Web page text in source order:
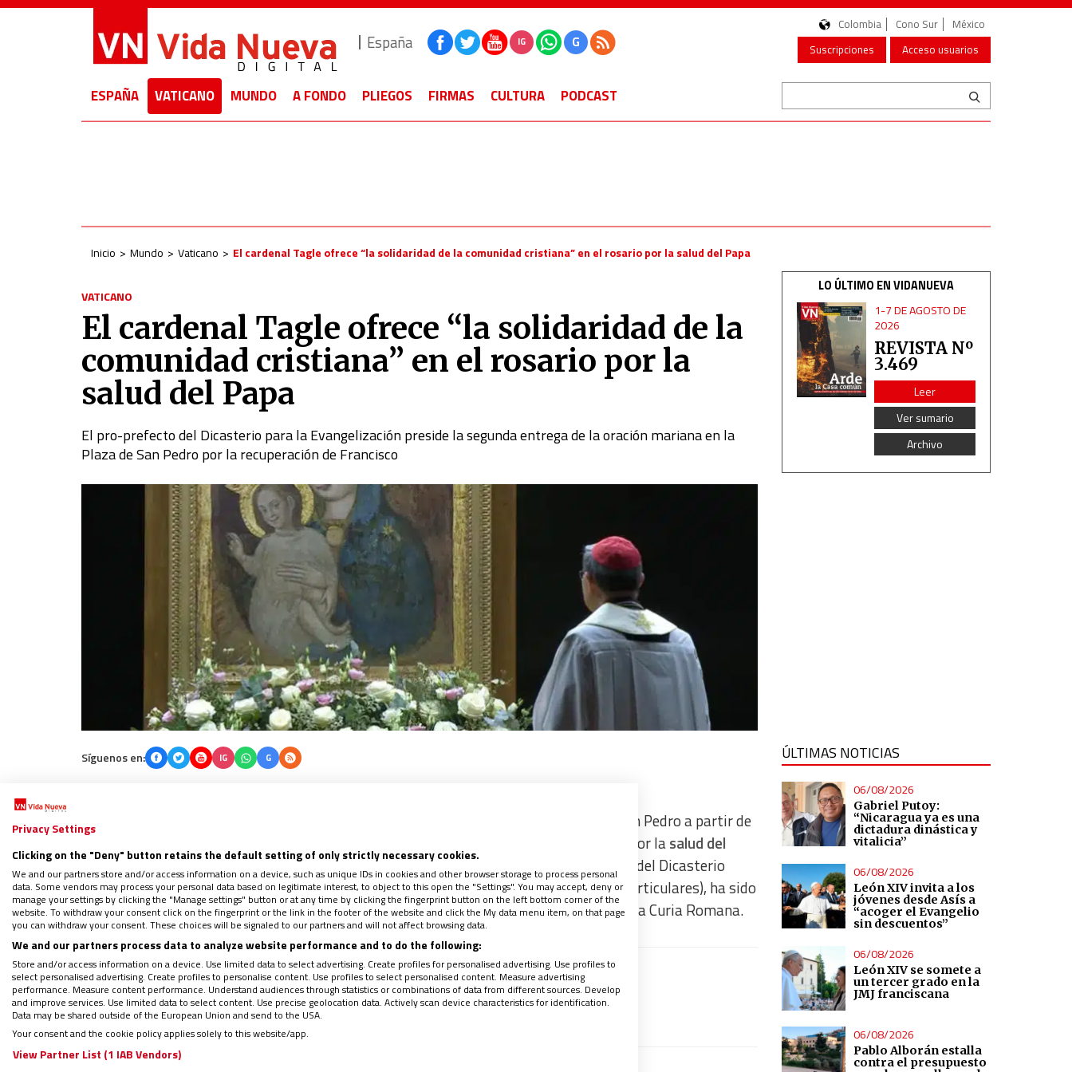
España IG G
Colombia Cono Sur
México
Suscripciones
Acceso usuarios
ESPAÑA VATICANO MUNDO A FONDO PLIEGOS FIRMAS CULTURA PODCAST
Inicio Mundo Vaticano El cardenal Tagle ofrece “la solidaridad de la comunidad cristiana” en el rosario por la salud del Papa
VATICANO
El cardenal Tagle ofrece “la solidaridad de la
comunidad cristiana” en el rosario por la
salud del Papa
El pro-prefecto del Dicasterio para la Evangelización preside la segunda entrega de la oración mariana en la
Plaza de San Pedro por la recuperación de Francisco
Síguenos en: IG G
Este martes, 25 de febrero, ha sido el segundo día de rezo del rosario en la Plaza de San Pedro a partir de
las nueve de la noche. Una iniciativa del Vicariato de la Ciudad del vaticano para pedir por lasalud del
papa Franciscodurante su internamiento. Elcardenal Luis Antonio Tagle
, pro-prefecto del Dicasterio
para la Evangelización (Sección para la Primera Evangelización y las nuevas Iglesias Particulares), ha sido
el encargado de presidir la oración ante los fieles y diversos cardenales y miembros de la Curia Romana.
WHATSAPP: Sigue nuestro canal para recibir gratis la mejor información
Regístrate en el boletín gratuito y recibe un avance de los contenidos
LO ÚLTIMO EN VIDANUEVA
1-7 DE AGOSTO DE
2026
REVISTA Nº
3.469
Leer
Ver sumario
Archivo
ÚLTIMAS NOTICIAS
06/08/2026
Gabriel Putoy:
“Nicaragua ya es una
dictadura dinástica y
vitalicia”
06/08/2026
León XIV invita a los
jóvenes desde Asís a
“acoger el Evangelio
sin descuentos”
06/08/2026
León XIV se somete a
un tercer grado en la
JMJ franciscana
06/08/2026
Pablo Alborán estalla
contra el presupuesto
Privacy Settings
Clicking on the "Deny" button retains the default setting of only strictly necessary cookies.
We and our partners store and/or access information on a device, such as unique IDs in cookies and other browser storage to process personal
data. Some vendors may process your personal data based on legitimate interest, to object to this open the "Settings". You may accept, deny or
manage your settings by clicking the "Manage settings" button or at any time by clicking the fingerprint button on the left bottom corner of the
website. To withdraw your consent click on the fingerprint or the link in the footer of the website and click the My data menu item, on that page
you can withdraw your consent. These choices will be signaled to our partners and will not affect browsing data.
We and our partners process data to analyze website performance and to do the following:
Store and/or access information on a device. Use limited data to select advertising. Create profiles for personalised advertising. Use profiles to
select personalised advertising. Create profiles to personalise content. Use profiles to select personalised content. Measure advertising
performance. Measure content performance. Understand audiences through statistics or combinations of data from different sources. Develop
and improve services. Use limited data to select content. Use precise geolocation data. Actively scan device characteristics for identification.
Data may be shared outside of the European Union and send to the USA.
Your consent and the cookie policy applies solely to this website/app.
View Partner List (1 IAB Vendors)